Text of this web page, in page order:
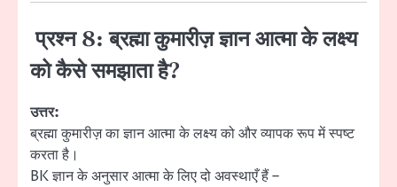
प्रश्न 8: ब्रह्मा कुमारीज़ ज्ञान आत्मा के लक्ष्य
को कैसे समझाता है?
उत्तर:
ब्रह्मा कुमारीज़ का ज्ञान आत्मा के लक्ष्य को और व्यापक रूप में स्पष्ट
करता है।
BK ज्ञान के अनुसार आत्मा के लिए दो अवस्थाएँ हैं –